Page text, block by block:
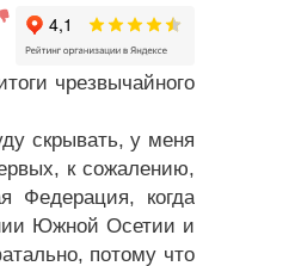
чрезвычайного
скрывать, у меня
к сожалению,
Федерация, когда
Южной Осетии и
потому что